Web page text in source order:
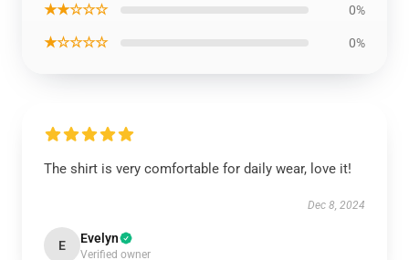
★★☆☆☆ 0%
★☆☆☆☆ 0%
The shirt is very comfortable for daily wear, love it!
Dec 8, 2024
E Evelyn
Verified owner